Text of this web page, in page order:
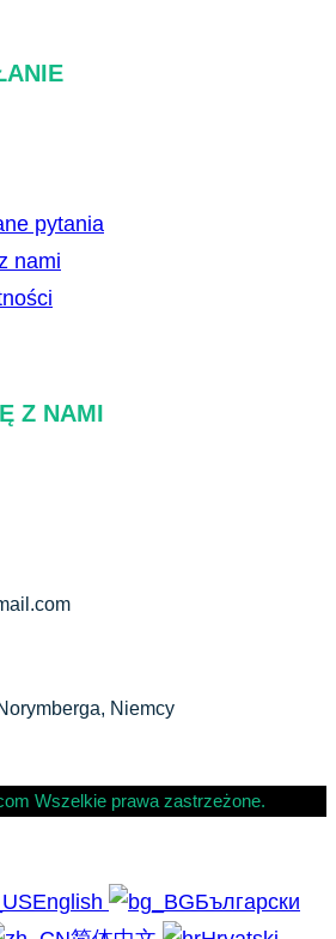
pytania
nami
Z NAMI
Niemcy
Wszelkie prawa zastrzeżone.
English
Български